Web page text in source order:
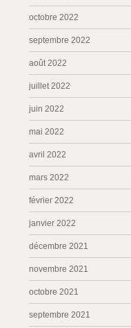
octobre 2022
septembre 2022
août 2022
juillet 2022
juin 2022
mai 2022
avril 2022
mars 2022
février 2022
janvier 2022
décembre 2021
novembre 2021
octobre 2021
septembre 2021